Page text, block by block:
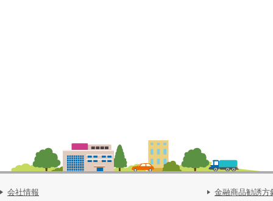
会社情報
金融商品勧誘方